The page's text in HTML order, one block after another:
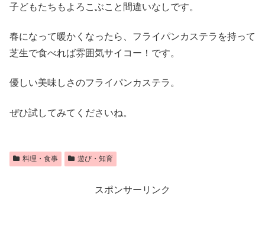
子どもたちもよろこぶこと間違いなしです。
春になって暖かくなったら、フライパンカステラを持って
芝生で食べれば雰囲気サイコー！です。
優しい美味しさのフライパンカステラ。
ぜひ試してみてくださいね。
料理・食事 遊び・知育
スポンサーリンク